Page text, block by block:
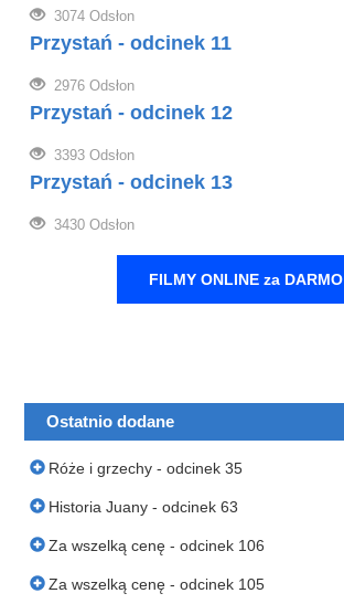
3074 Odsłon
Przystań - odcinek 11
2976 Odsłon
Przystań - odcinek 12
3393 Odsłon
Przystań - odcinek 13
3430 Odsłon
FILMY ONLINE za DARMO
Ostatnio dodane
Róże i grzechy - odcinek 35
Historia Juany - odcinek 63
Za wszelką cenę - odcinek 106
Za wszelką cenę - odcinek 105